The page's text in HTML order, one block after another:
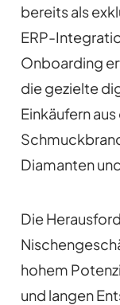
bereits als
ERP-
Onboarding
die gezielte
Einkäufern
Diamanten
Die
hohem
und langen